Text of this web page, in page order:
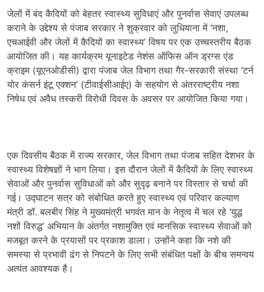
जेलों में बंद कैदियों को बेहतर स्वास्थ्य सुविधाएं और पुनर्वास सेवाएं उपलब्ध
कराने के उद्देश्य से पंजाब सरकार ने शुक्रवार को लुधियाना में ‘नशा,
एचआईवी और जेलों में कैदियों का स्वास्थ्य’ विषय पर एक उच्चस्तरीय बैठक
आयोजित की। यह कार्यक्रम यूनाइटेड नेशंस ऑफिस ऑन ड्रग्स एंड
क्राइम (यूएनओडीसी) द्वारा पंजाब जेल विभाग तथा गैर-सरकारी संस्था ‘टर्न
योर कंसर्न इंटू एक्शन’ (टीवाईसीआईए) के सहयोग से अंतरराष्ट्रीय नशा
निषेध एवं अवैध तस्करी विरोधी दिवस के अवसर पर आयोजित किया गया।
एक दिवसीय बैठक में राज्य सरकार, जेल विभाग तथा पंजाब सहित देशभर के
स्वास्थ्य विशेषज्ञों ने भाग लिया। इस दौरान जेलों में कैदियों के लिए स्वास्थ्य
सेवाओं और पुनर्वास सुविधाओं को और सुदृढ़ बनाने पर विस्तार से चर्चा की
गई। उद्घाटन सत्र को संबोधित करते हुए स्वास्थ्य एवं परिवार कल्याण
मंत्री डॉ. बलबीर सिंह ने मुख्यमंत्री भगवंत मान के नेतृत्व में चल रहे ‘युद्ध
नशों विरुद्ध’ अभियान के अंतर्गत नशामुक्ति एवं मानसिक स्वास्थ्य सेवाओं को
मजबूत करने के प्रयासों पर प्रकाश डाला। उन्होंने कहा कि नशे की
समस्या से प्रभावी ढंग से निपटने के लिए सभी संबंधित पक्षों के बीच समन्वय
अत्यंत आवश्यक है।